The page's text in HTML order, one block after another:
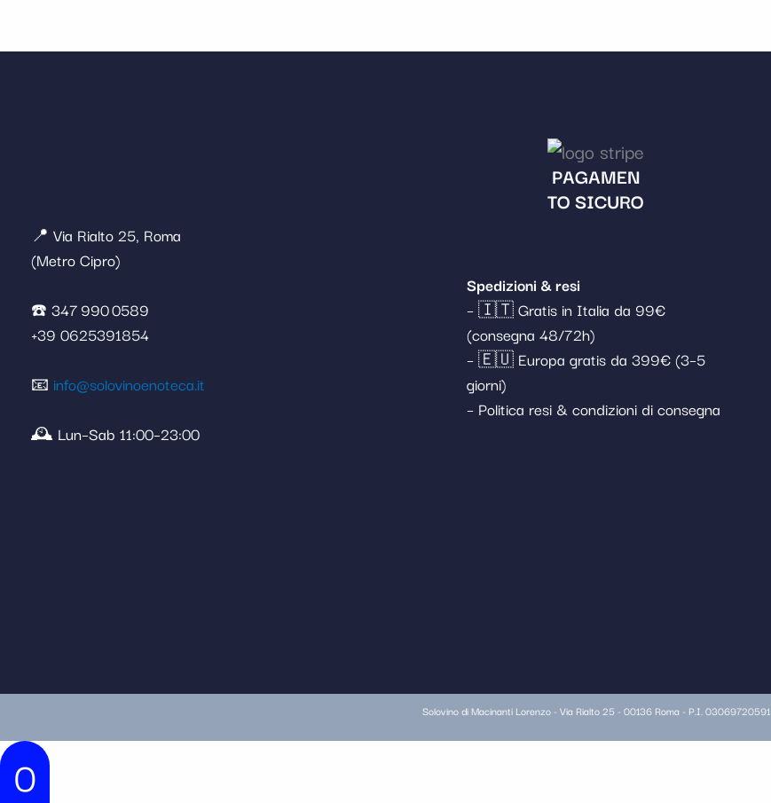
📍 Via Rialto 25, Roma
(Metro Cipro)
☎️ 347 990 0589
+39 0625391854
📧 info@solovinoenoteca.it
🕰️ Lun–Sab 11:00–23:00
PAGAMEN
TO SICURO
Spedizioni & resi
– 🇮🇹 Gratis in Italia da 99€
(consegna 48/72h)
– 🇪🇺 Europa gratis da 399€ (3–5
giorni)
– Politica resi & condizioni di consegna
Solovino di Macinanti Lorenzo - Via Rialto 25 - 00136 Roma - P.I. 03069720591
0